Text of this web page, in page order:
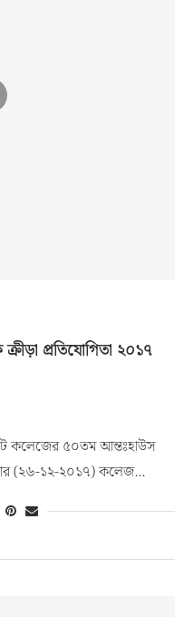
প্রতিযোগিতা ২০১৭
কলেজের ৫০তম আন্তঃহাউস
(২৬-১২-২০১৭) কলেজ…